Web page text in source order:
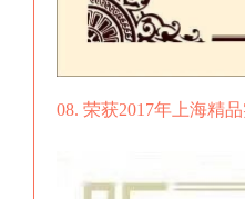
08. 荣获2017年上海精